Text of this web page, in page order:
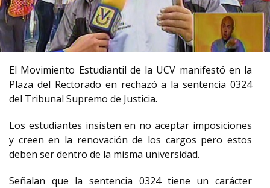
El Movimiento Estudiantil de la UCV manifestó en la
Plaza del Rectorado en rechazó a la sentencia 0324
del Tribunal Supremo de Justicia.
Los estudiantes insisten en no aceptar imposiciones
y creen en la renovación de los cargos pero estos
deben ser dentro de la misma universidad.
Señalan que la sentencia 0324 tiene un carácter